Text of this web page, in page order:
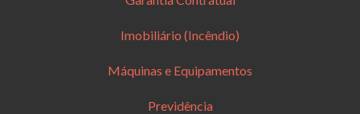
Imobiliário (Incêndio)
Máquinas e Equipamentos
Previdência